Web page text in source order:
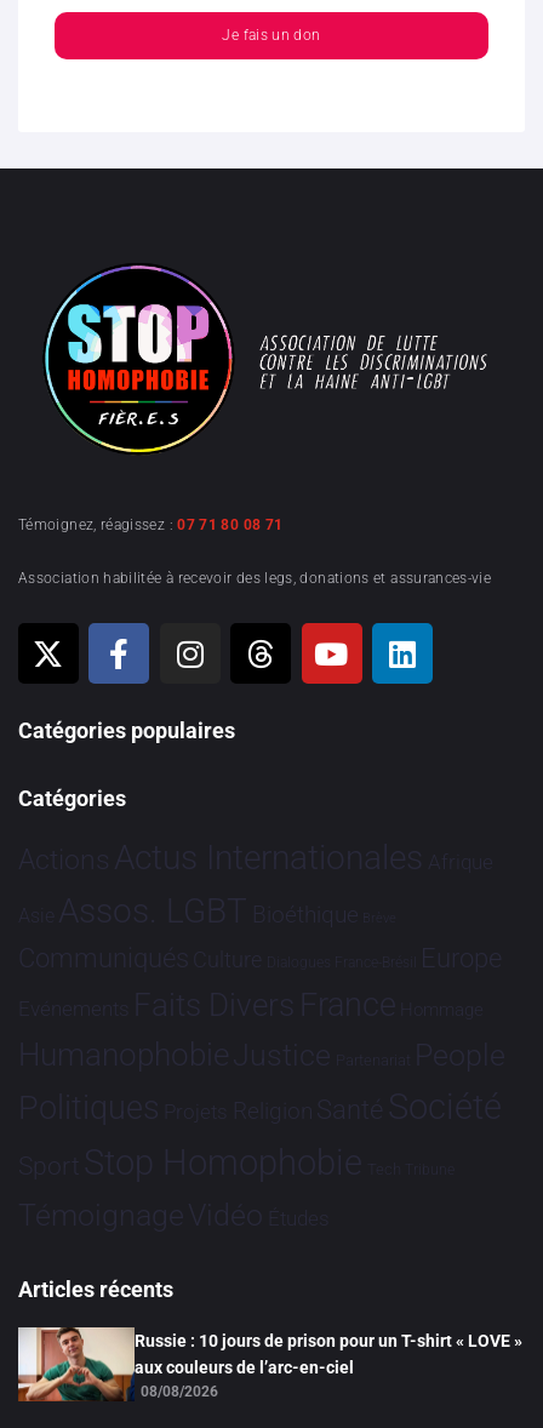
Je fais un don
Témoignez, réagissez :07 71 80 08 71
Association habilitée à recevoir des legs, donations et assurances-vie
Catégories populaires
Catégories
Actions Actus Internationales Afrique
Asie Assos. LGBT Bioéthique Brève
Communiqués Culture Dialogues France-Brésil Europe
Evénements Faits Divers France Hommage
HumanophobieJustice Partenariat People
Politiques Projets Religion Santé Société
Sport Stop Homophobie Tech Tribune
TémoignageVidéo Études
Articles récents
Russie : 10 jours de prison pour un T-shirt « LOVE »
aux couleurs de l’arc-en-ciel
08/08/2026